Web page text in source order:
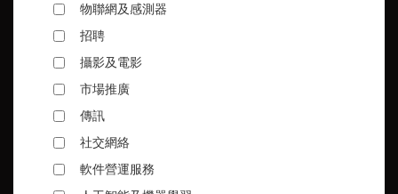
物聯網及感測器
招聘
攝影及電影
市場推廣
傳訊
社交網絡
軟件營運服務